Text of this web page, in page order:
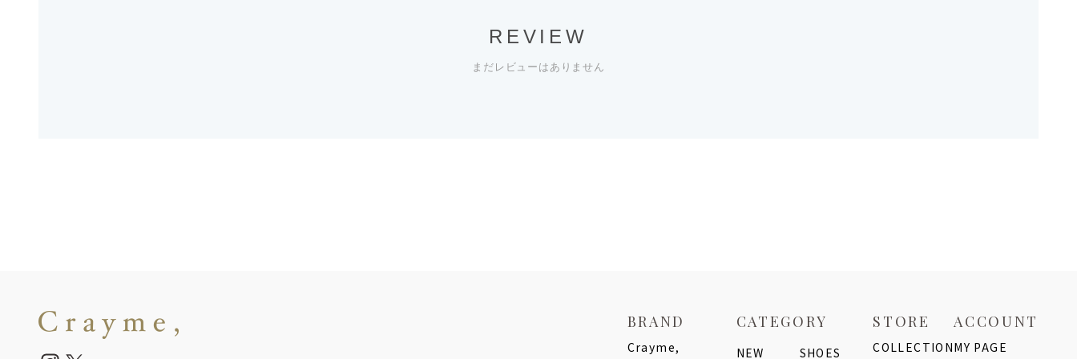
REVIEW
まだレビューはありません
BRAND
Crayme,
CATEGORY
NEW SHOES
STORE
COLLECTION
ACCOUNT
MY PAGE